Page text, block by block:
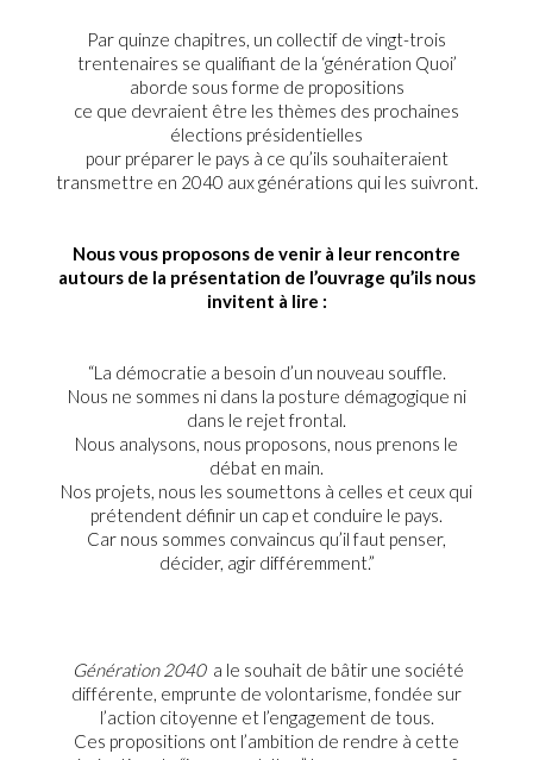
Par quinze chapitres, un collectif de vingt-trois
trentenaires se qualifiant de la ‘génération Quoi’
aborde sous forme de propositions
ce que devraient être les thèmes des prochaines
élections présidentielles
pour préparer le pays à ce qu’ils souhaiteraient
transmettre en 2040 aux générations qui les suivront.
Nous vous proposons de venir à leur rencontre
autours de la présentation de l’ouvrage qu’ils nous
invitent à lire :
“La démocratie a besoin d’un nouveau souffle.
Nous ne sommes ni dans la posture démagogique ni
dans le rejet frontal.
Nous analysons, nous proposons, nous prenons le
débat en main.
Nos projets, nous les soumettons à celles et ceux qui
prétendent définir un cap et conduire le pays.
Car nous sommes convaincus qu’il faut penser,
décider, agir différemment.”
Génération 2040 a le souhait de bâtir une société
différente, emprunte de volontarisme, fondée sur
l’action citoyenne et l’engagement de tous.
Ces propositions ont l’ambition de rendre à cette